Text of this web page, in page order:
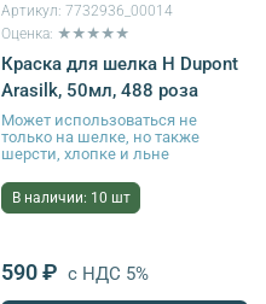
Артикул: 7732936_00014
Оценка: ★★★★★
Краска для шелка H Dupont
Arasilk, 50мл, 488 роза
Может использоваться не
только на шелке, но также
шерсти, хлопке и льне
В наличии: 10 шт
590 ₽ с НДС 5%